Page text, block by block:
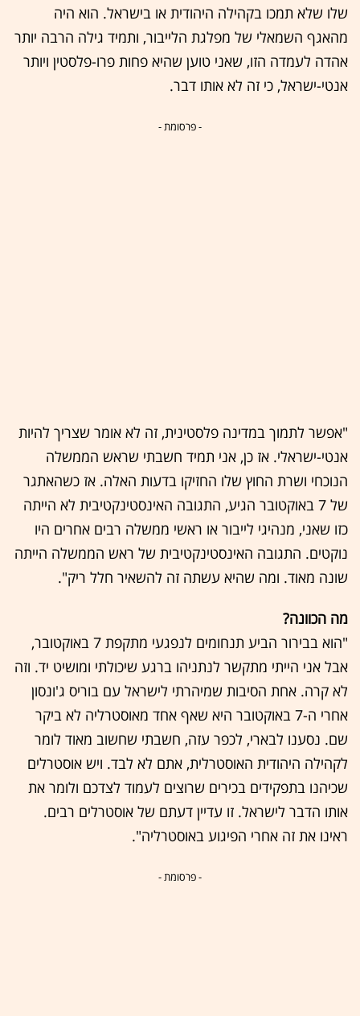
שלו שלא תמכו בקהילה היהודית או בישראל. הוא היה
מהאגף השמאלי של מפלגת הלייבור, ותמיד גילה הרבה יותר
אהדה לעמדה הזו, שאני טוען שהיא פחות פרו-פלסטין ויותר
אנטי-ישראל, כי זה לא אותו דבר.
- פרסומת -
"אפשר לתמוך במדינה פלסטינית, זה לא אומר שצריך להיות
אנטי-ישראלי. אז כן, אני תמיד חשבתי שראש הממשלה
הנוכחי ושרת החוץ שלו החזיקו בדעות האלה. אז כשהאתגר
של 7 באוקטובר הגיע, התגובה האינסטינקטיבית לא הייתה
כזו שאני, מנהיגי לייבור או ראשי ממשלה רבים אחרים היו
נוקטים. התגובה האינסטינקטיבית של ראש הממשלה הייתה
שונה מאוד. ומה שהיא עשתה זה להשאיר חלל ריק".
מה הכוונה?
"הוא בבירור הביע תנחומים לנפגעי מתקפת 7 באוקטובר,
אבל אני הייתי מתקשר לנתניהו ברגע שיכולתי ומושיט יד. וזה
לא קרה. אחת הסיבות שמיהרתי לישראל עם בוריס ג'ונסון
אחרי ה-7 באוקטובר היא שאף אחד מאוסטרליה לא ביקר
שם. נסענו לבארי, לכפר עזה, חשבתי שחשוב מאוד לומר
לקהילה היהודית האוסטרלית, אתם לא לבד. ויש אוסטרלים
שכיהנו בתפקידים בכירים שרוצים לעמוד לצדכם ולומר את
אותו הדבר לישראל. זו עדיין דעתם של אוסטרלים רבים.
ראינו את זה אחרי הפיגוע באוסטרליה".
- פרסומת -